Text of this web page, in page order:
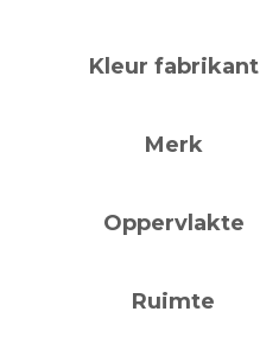
Kleur fabrikant
Merk
Oppervlakte
Ruimte